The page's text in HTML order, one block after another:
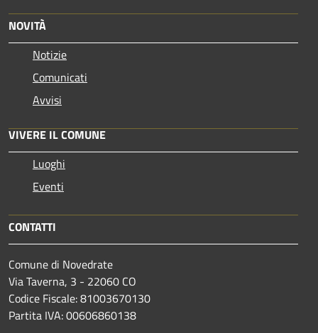
NOVITÀ
Notizie
Comunicati
Avvisi
VIVERE IL COMUNE
Luoghi
Eventi
CONTATTI
Comune di Novedrate
Via Taverna, 3 - 22060 CO
Codice Fiscale: 81003670130
Partita IVA: 00606860138